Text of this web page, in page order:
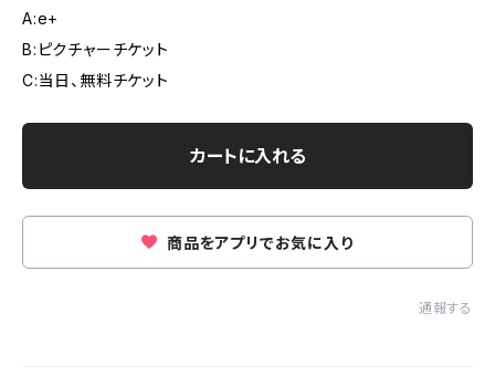
A:e+
B:ピクチャーチケット
C:当日、無料チケット
カートに入れる
商品をアプリでお気に入り
通報する